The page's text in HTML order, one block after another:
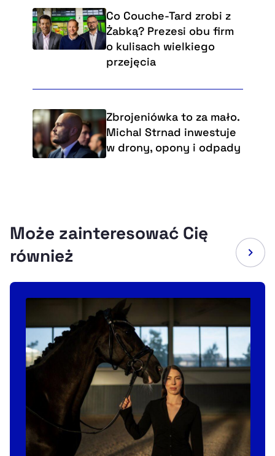
Co Couche-Tard zrobi z
Żabką? Prezesi obu firm
o kulisach wielkiego
przejęcia
Zbrojeniówka to za mało.
Michal Strnad inwestuje
w drony, opony i odpady
Może zainteresować Cię
również